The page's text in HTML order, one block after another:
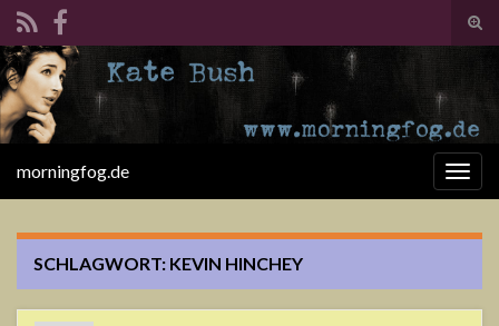
Search for:
morningfog.de
SCHLAGWORT: KEVIN HINCHEY